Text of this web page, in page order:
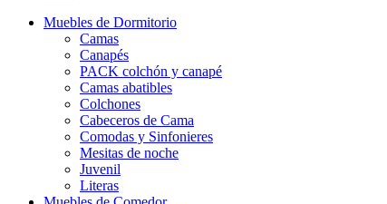
Muebles de Dormitorio
Camas
Canapés
PACK colchón y canapé
Camas abatibles
Colchones
Cabeceros de Cama
Comodas y Sinfonieres
Mesitas de noche
Juvenil
Literas